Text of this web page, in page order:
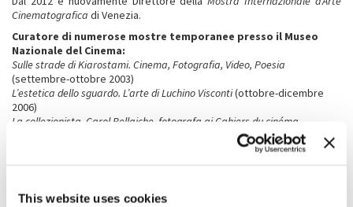
This website uses cookies
Cinematografica di Venezia.
Curatore di numerose mostre temporanee presso il Museo
Nazionale del Cinema:
Sulle strade di Kiarostami. Cinema, Fotografia, Video, Poesia
(settembre-ottobre 2003)
L’estetica dello sguardo. L’arte di Luchino Visconti(ottobre-dicembre
2006)
La collezionista. Carol Bellaiche, fotografa ai Cahiers du cinéma
(gennaio-febbraio 2008)
Uomini contro. Il cinema di Francesco Rosi